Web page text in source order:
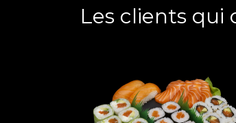
Les clients